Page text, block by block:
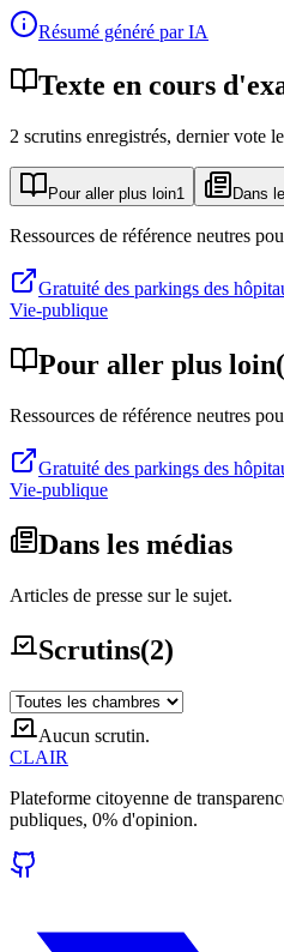
Résumé généré par IA
Texte en cours
2 scrutins enregistrés, dernier vote le
Pour aller plus loin1 Dans
Ressources de référence neutres
Gratuité des parkings des
Vie-publique
Pour aller plus loin(
Ressources de référence neutres
Gratuité des parkings des
Vie-publique
Dans les médias
Articles de presse sur le sujet.
Scrutins(2)
Aucun scrutin.
CLAIR
Plateforme citoyenne de
publiques, 0% d'opinion.